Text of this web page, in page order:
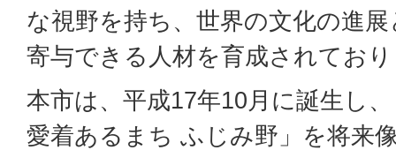
な視野を持ち、世界の文化の進
寄与できる人材を育成されてお
本市は、平成17年10月に誕生し
愛着あるまち ふじみ野」を将来